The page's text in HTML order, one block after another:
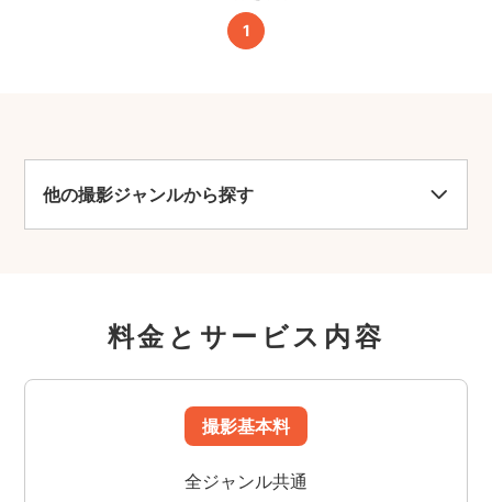
1
他の撮影ジャンルから探す
料金とサービス内容
撮影基本料
全ジャンル共通